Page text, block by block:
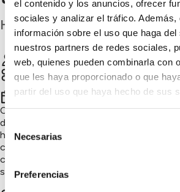
el contenido y los anuncios, ofrecer
sociales y analizar el tráfico. Además,
información sobre el uso que haga del
nuestros partners de redes sociales,
web, quienes pueden combinarla con
que les haya proporcionado o que
partir del uso que haya hecho de sus
Selección
de Necesarias
Preferencias
Huesca
Eco Fes De nuestra granja a tu mesa
Naturaleza y biodiversidad,
Innovación sostenible
3ertrimestre 2026
Con más de 500 árboles y 35 variedades
de ellas tradicionales y autóctonas,
histórico del Sobrarbe mediante
certificada. Un proyecto que protege la
conserva variedades locales y demuestra
sostenibilidad pueden crecer de la mano.